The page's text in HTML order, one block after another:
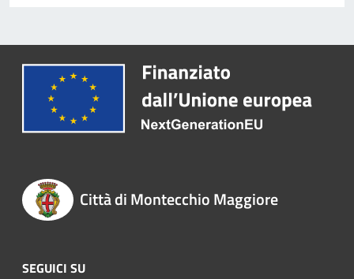
Città di Montecchio Maggiore
SEGUICI SU